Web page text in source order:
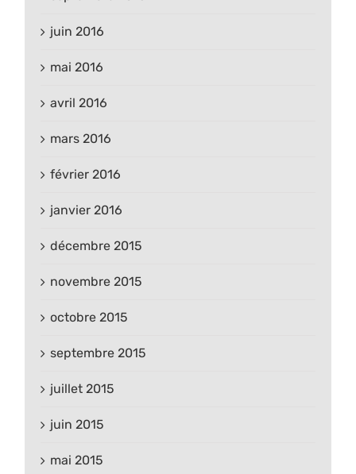
juin 2016
mai 2016
avril 2016
mars 2016
février 2016
janvier 2016
décembre 2015
novembre 2015
octobre 2015
septembre 2015
juillet 2015
juin 2015
mai 2015